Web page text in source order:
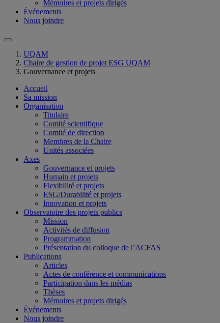
Mémoires et projets dirigés
Événements
Nous joindre
UQAM
Chaire de gestion de projet ESG UQAM
Gouvernance et projets
Accueil
Sa mission
Organisation
Titulaire
Comité scientifique
Comité de direction
Membres de la Chaire
Unités associées
Axes
Gouvernance et projets
Humain et projets
Flexibilité et projets
ESG/Durabilité et projets
Innovation et projets
Observatoire des projets publics
Mission
Activités de diffusion
Programmation
Présentation du colloque de l’ACFAS
Publications
Articles
Actes de conférence et communications
Participation dans les médias
Thèses
Mémoires et projets dirigés
Événements
Nous joindre